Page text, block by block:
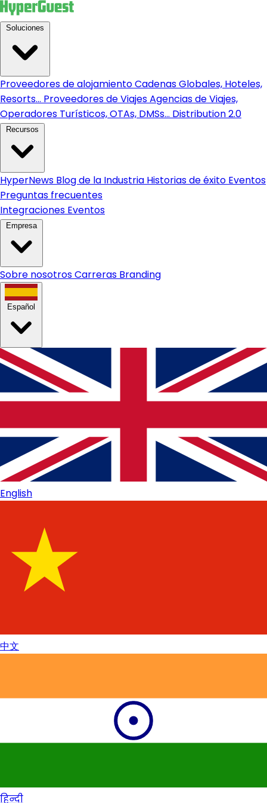
Proveedores de alojamientoCadenas Globales, Hoteles,
Resorts... Proveedores de ViajesAgencias de Viajes,
Operadores Turísticos, OTAs, DMSs... Distribution 2.0
HyperNews Blog de la Industria Historias de éxito Eventos
Preguntas frecuentes
Integraciones Eventos
Empresa
Sobre nosotrosCarreras Branding
Español
English
中文
हिन्दी